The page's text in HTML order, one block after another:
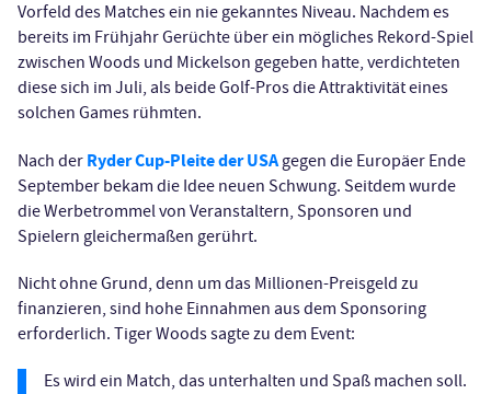
Vorfeld des Matches ein nie gekanntes Niveau. Nachdem es
bereits im Frühjahr Gerüchte über ein mögliches Rekord-Spiel
zwischen Woods und Mickelson gegeben hatte, verdichteten
diese sich im Juli, als beide Golf-Pros die Attraktivität eines
solchen Games rühmten.
Nach der Ryder Cup-Pleite der USAgegen die Europäer Ende
September bekam die Idee neuen Schwung. Seitdem wurde
die Werbetrommel von Veranstaltern, Sponsoren und
Spielern gleichermaßen gerührt.
Nicht ohne Grund, denn um das Millionen-Preisgeld zu
finanzieren, sind hohe Einnahmen aus dem Sponsoring
erforderlich. Tiger Woods sagte zu dem Event:
Es wird ein Match, das unterhalten und Spaß machen soll.